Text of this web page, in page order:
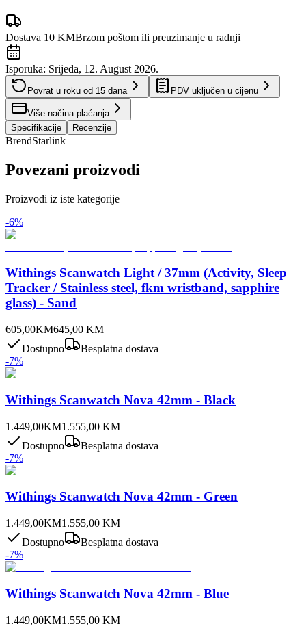
Dostava 10 KMBrzom poštom ili preuzimanje u radnji
Isporuka: Srijeda, 12. August 2026.
Povrat u roku od 15 dana PDV uključen u cijenu
Više načina plaćanja
Specifikacije
Recenzije
BrendStarlink
Povezani proizvodi
Proizvodi iz iste kategorije
-6%
Withings Scanwatch Light / 37mm (Activity, Sleep
Tracker / Stainless steel, fkm wristband, sapphire
glass) - Sand
605,00KM645,00 KM
Dostupno
Besplatna dostava
-7%
Withings Scanwatch Nova 42mm - Black
1.449,00KM1.555,00 KM
Dostupno
Besplatna dostava
-7%
Withings Scanwatch Nova 42mm - Green
1.449,00KM1.555,00 KM
Dostupno
Besplatna dostava
-7%
Withings Scanwatch Nova 42mm - Blue
1.449,00KM1.555,00 KM